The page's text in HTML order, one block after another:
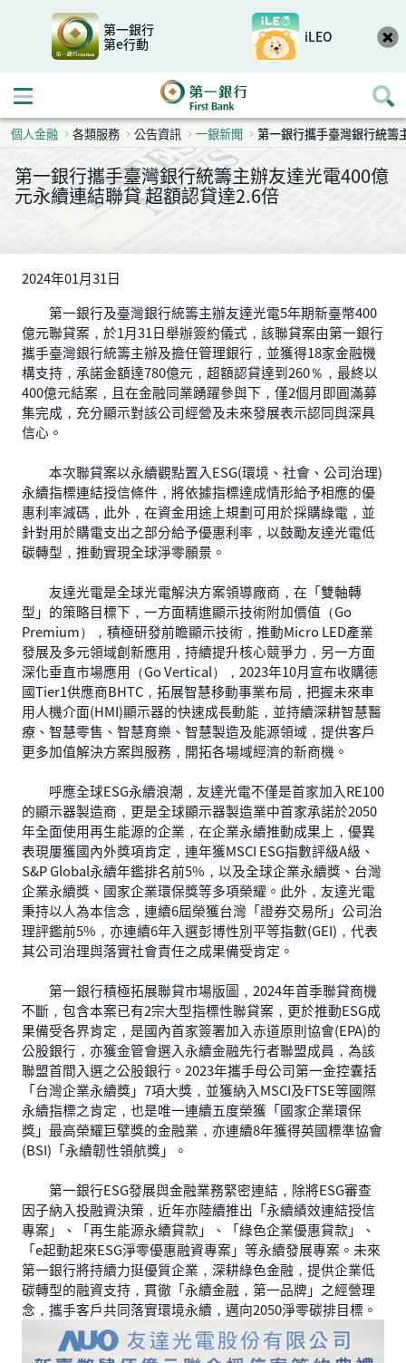
第一銀行
第e行動
iLEO
開啟行動選單
個人金融 各類服務 公告資訊 一銀新聞 第一銀行攜手臺灣銀行統籌
第一銀行攜手臺灣銀行統籌主辦友達光電400億
元永續連結聯貸 超額認貸達2.6倍
2024年01月31日
第一銀行及臺灣銀行統籌主辦友達光電5年期新臺幣400
億元聯貸案，於1月31日舉辦簽約儀式，該聯貸案由第一銀行
攜手臺灣銀行統籌主辦及擔任管理銀行，並獲得18家金融機
構支持，承諾金額達780億元，超額認貸達到260％，最終以
400億元結案，且在金融同業踴躍參與下，僅2個月即圓滿募
集完成，充分顯示對該公司經營及未來發展表示認同與深具
信心。
本次聯貸案以永續觀點置入ESG(環境、社會、公司治理)
永續指標連結授信條件，將依據指標達成情形給予相應的優
惠利率減碼，此外，在資金用途上規劃可用於採購綠電，並
針對用於購電支出之部分給予優惠利率，以鼓勵友達光電低
碳轉型，推動實現全球淨零願景。
友達光電是全球光電解決方案領導廠商，在「雙軸轉
型」的策略目標下，一方面精進顯示技術附加價值（Go
Premium），積極研發前瞻顯示技術，推動Micro LED產業
發展及多元領域創新應用，持續提升核心競爭力，另一方面
深化垂直市場應用（Go Vertical），2023年10月宣布收購德
國Tier1供應商BHTC，拓展智慧移動事業布局，把握未來車
用人機介面(HMI)顯示器的快速成長動能，並持續深耕智慧醫
療、智慧零售、智慧育樂、智慧製造及能源領域，提供客戶
更多加值解決方案與服務，開拓各場域經濟的新商機。
呼應全球ESG永續浪潮，友達光電不僅是首家加入RE100
的顯示器製造商，更是全球顯示器製造業中首家承諾於2050
年全面使用再生能源的企業，在企業永續推動成果上，優異
表現屢獲國內外獎項肯定，連年獲MSCI ESG指數評級A級、
S&P Global永續年鑑排名前5%，以及全球企業永續獎、台灣
企業永續獎、國家企業環保獎等多項榮耀。此外，友達光電
秉持以人為本信念，連續6屆榮獲台灣「證券交易所」公司治
理評鑑前5%，亦連續6年入選彭博性別平等指數(GEI)，代表
其公司治理與落實社會責任之成果備受肯定。
第一銀行積極拓展聯貸市場版圖，2024年首季聯貸商機
不斷，包含本案已有2宗大型指標性聯貸案，更於推動ESG成
果備受各界肯定，是國內首家簽署加入赤道原則協會(EPA)的
公股銀行，亦獲金管會選入永續金融先行者聯盟成員，為該
聯盟首間入選之公股銀行。2023年攜手母公司第一金控囊括
「台灣企業永續獎」7項大獎，並獲納入MSCI及FTSE等國際
永續指標之肯定，也是唯一連續五度榮獲「國家企業環保
獎」最高榮耀巨擘獎的金融業，亦連續8年獲得英國標準協會
(BSI)「永續韌性領航獎」。
第一銀行ESG發展與金融業務緊密連結，除將ESG審查
因子納入投融資決策，近年亦陸續推出「永續績效連結授信
專案」、「再生能源永續貸款」、「綠色企業優惠貸款」、
「e起動起來ESG淨零優惠融資專案」等永續發展專案。未來
第一銀行將持續力挺優質企業，深耕綠色金融，提供企業低
碳轉型的融資支持，貫徹「永續金融，第一品牌」之經營理
念，攜手客戶共同落實環境永續，邁向2050淨零碳排目標。